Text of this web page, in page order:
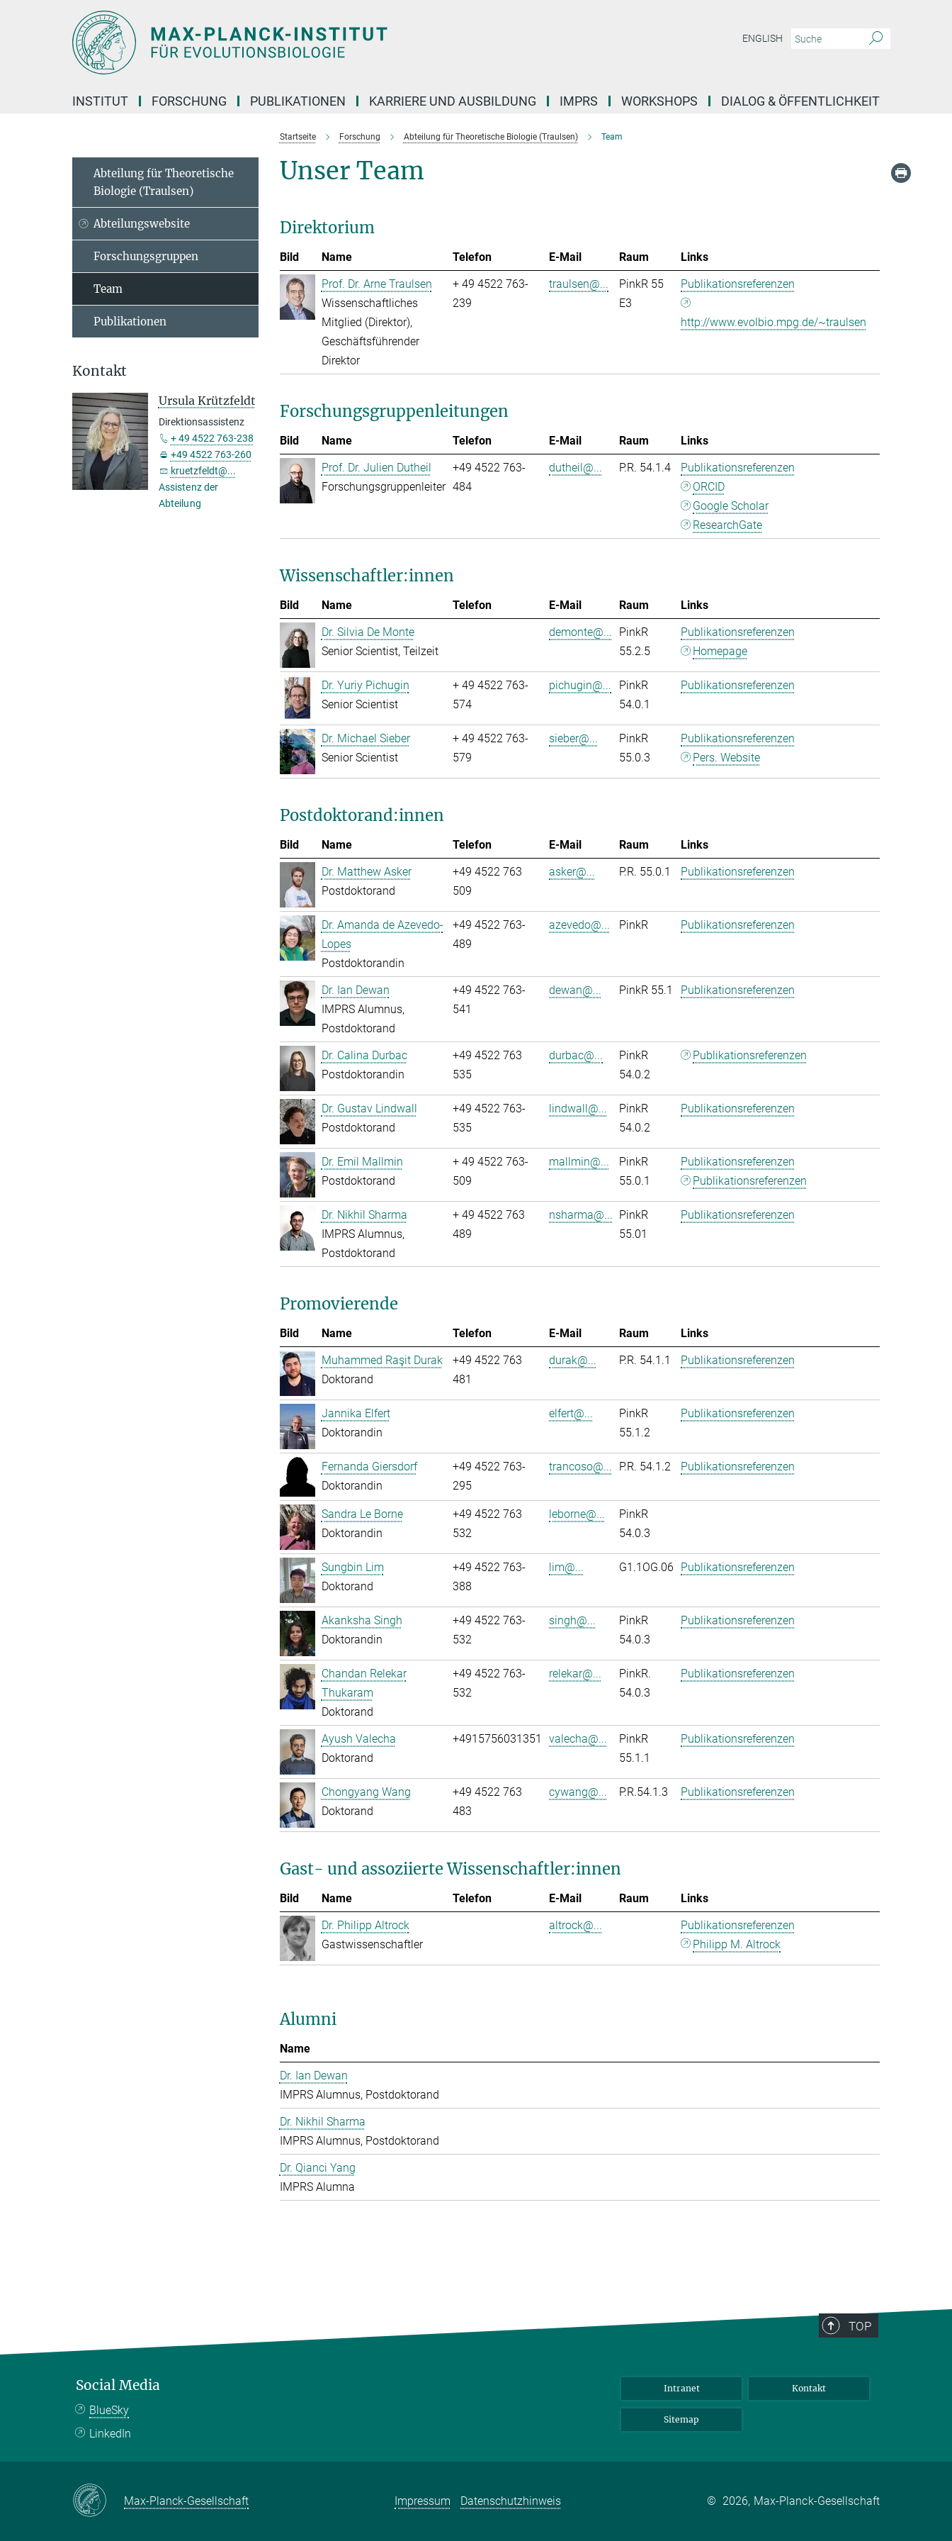
ENGLISH
INSTITUT FORSCHUNG PUBLIKATIONEN KARRIERE UND AUSBILDUNG IMPRS WORKSHOPS DIALOG & ÖFFENTLICHKEIT
Startseite Forschung Abteilung für Theoretische Biologie (Traulsen) Team
Unser Team
Direktorium
Bild Name Telefon E-Mail Raum
Links
Prof. Dr. Arne Traulsen
Wissenschaftliches
Mitglied (Direktor),
Geschäftsführender
Direktor
+ 49 4522 763-
239
traulsen@...
PinkR 55
E3
Publikationsreferenzen
http://www.evolbio.mpg.de/~traulsen
Forschungsgruppenleitungen
Bild Name Telefon E-Mail Raum
Links
Prof. Dr. Julien Dutheil
Forschungsgruppenleiter
+49 4522 763-
484
dutheil@... P.R. 54.1.4
Publikationsreferenzen
ORCID
Google Scholar
ResearchGate
Wissenschaftler:innen
Bild Name Telefon E-Mail Raum
Links
Dr. Silvia De Monte
Senior Scientist, Teilzeit
demonte@...
PinkR
55.2.5
Publikationsreferenzen
Homepage
Dr. Yuriy Pichugin
Senior Scientist
+ 49 4522 763-
574
pichugin@...
PinkR
54.0.1
Publikationsreferenzen
Dr. Michael Sieber
Senior Scientist
+ 49 4522 763-
579
sieber@...
PinkR
55.0.3
Publikationsreferenzen
Pers. Website
Postdoktorand:innen
Bild Name Telefon E-Mail Raum
Links
Dr. Matthew Asker
Postdoktorand
+49 4522 763
509
asker@... P.R. 55.0.1 Publikationsreferenzen
Dr. Amanda de Azevedo-
Lopes
Postdoktorandin
+49 4522 763-
489
azevedo@... PinkR Publikationsreferenzen
Dr. Ian Dewan
IMPRS Alumnus,
Postdoktorand
+49 4522 763-
541
dewan@... PinkR 55.1 Publikationsreferenzen
Dr. Calina Durbac
Postdoktorandin
+49 4522 763
535
durbac@...
PinkR
54.0.2
Publikationsreferenzen
Dr. Gustav Lindwall
Postdoktorand
+49 4522 763-
535
lindwall@...
PinkR
54.0.2
Publikationsreferenzen
Dr. Emil Mallmin
Postdoktorand
+ 49 4522 763-
509
mallmin@...
PinkR
55.0.1
Publikationsreferenzen
Publikationsreferenzen
Dr. Nikhil Sharma
IMPRS Alumnus,
Postdoktorand
+ 49 4522 763
489
nsharma@... PinkR
55.01
Publikationsreferenzen
Promovierende
Bild Name Telefon E-Mail Raum
Links
Muhammed Raşit Durak
Doktorand
+49 4522 763
481
durak@... P.R. 54.1.1 Publikationsreferenzen
Jannika Elfert
Doktorandin
elfert@...
PinkR
55.1.2
Publikationsreferenzen
Fernanda Giersdorf
Doktorandin
+49 4522 763-
295
trancoso@... P.R. 54.1.2 Publikationsreferenzen
Sandra Le Borne
Doktorandin
+49 4522 763
532
leborne@...
PinkR
54.0.3
Sungbin Lim
Doktorand
+49 4522 763-
388
lim@... G1.1OG.06 Publikationsreferenzen
Akanksha Singh
Doktorandin
+49 4522 763-
532
singh@...
PinkR
54.0.3
Publikationsreferenzen
Chandan Relekar
Thukaram
Doktorand
+49 4522 763-
532
relekar@...
PinkR.
54.0.3
Publikationsreferenzen
Ayush Valecha
Doktorand
+4915756031351 valecha@...
PinkR
55.1.1
Publikationsreferenzen
Chongyang Wang
Doktorand
+49 4522 763
483
cywang@... P.R.54.1.3 Publikationsreferenzen
Gast- und assoziierte Wissenschaftler:innen
Bild Name Telefon E-Mail Raum
Links
Dr. Philipp Altrock
Gastwissenschaftler
altrock@...
Publikationsreferenzen
Philipp M. Altrock
Alumni
Name
Dr. Ian Dewan
IMPRS Alumnus, Postdoktorand
Dr. Nikhil Sharma
IMPRS Alumnus, Postdoktorand
Dr. Qianci Yang
IMPRS Alumna
Abteilung für Theoretische
Biologie (Traulsen)
Abteilungswebsite
Forschungsgruppen
Team
Publikationen
Kontakt
Ursula Krützfeldt
Direktionsassistenz
+ 49 4522 763-238
+49 4522 763-260
kruetzfeldt@...
Assistenz der
Abteilung
TOP
Social Media
BlueSky
LinkedIn
Intranet Kontakt
Sitemap
Max-Planck-Gesellschaft Impressum Datenschutzhinweis © 2026, Max-Planck-Gesellschaft